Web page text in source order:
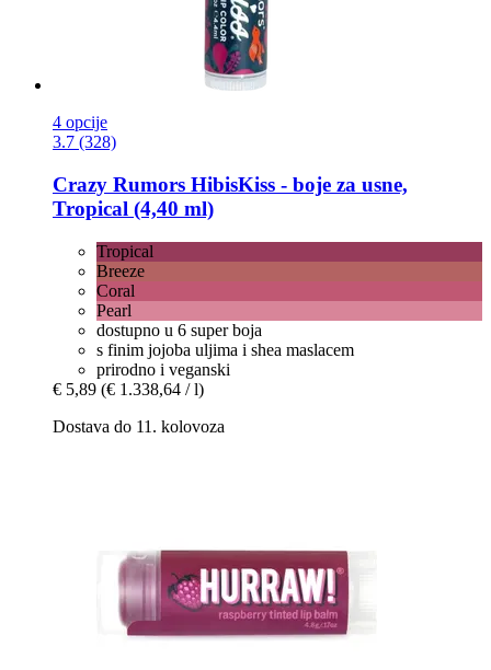
4 opcije
3.7 (328)
Crazy Rumors HibisKiss -​ boje za usne,
Tropical (4,40 ml)
Tropical
Breeze
Coral
Pearl
dostupno u 6 super boja
s finim jojoba uljima i shea maslacem
prirodno i veganski
€ 5,89 (€ 1.338,64 / l)
Dostava do 11. kolovoza